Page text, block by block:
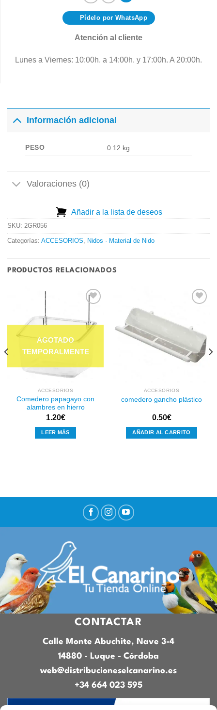
Pídelo por WhatsApp
Atención al cliente
Lunes a Viernes: 10:00h. a 14:00h. y 17:00h. A 20:00h.
Información adicional
PESO 0.12 kg
Valoraciones (0)
Añadir a la lista de deseos
SKU: 2GR056
Categorías: ACCESORIOS Nidos · Material de Nido
PRODUCTOS RELACIONADOS
Añadir
a la
lista de
deseos
ACCESORIOS
Comedero papagayo con
alambres en hierro
1.20€
LEER MÁS
Añadir
a la
lista de
deseos
ACCESORIOS
comedero gancho plástico
0.50€
AÑADIR AL CARRITO
CONTACTAR
Calle Monte Abuchite, Nave 3-4
14880 - Luque - Córdoba
web@distribucioneselcanarino.es
+34 664 023 595